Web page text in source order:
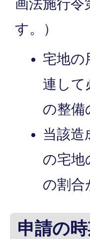
画法施行
す。）
宅地の
連して
の整備
当該造
の宅地
の割合
申請の時